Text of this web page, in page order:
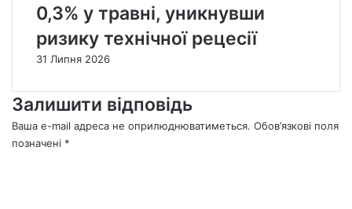
0,3% у травні, уникнувши
ризику технічної рецесії
31 Липня 2026
Залишити відповідь
Ваша e-mail адреса не оприлюднюватиметься. Обов’язкові поля
позначені *